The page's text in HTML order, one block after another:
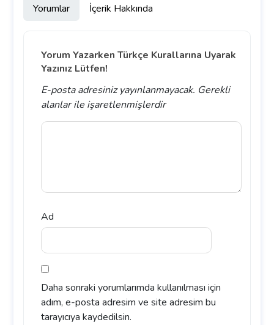
Yorumlar İçerik Hakkında
Yorum Yazarken Türkçe Kurallarına Uyarak
Yazınız Lütfen!
E-posta adresiniz yayınlanmayacak. Gerekli
alanlarile işaretlenmişlerdir
Ad
Daha sonraki yorumlarımda kullanılması için
adım, e-posta adresim ve site adresim bu
tarayıcıya kaydedilsin.